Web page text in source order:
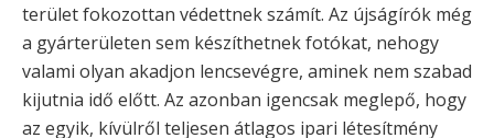
terület fokozottan védettnek számít. Az újságírók még
a gyárterületen sem készíthetnek fotókat, nehogy
valami olyan akadjon lencsevégre, aminek nem szabad
kijutnia idő előtt. Az azonban igencsak meglepő, hogy
az egyik, kívülről teljesen átlagos ipari létesítmény